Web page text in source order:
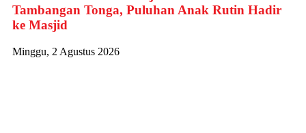
Tambangan Tonga, Puluhan Anak Rutin Hadir
ke Masjid
Minggu, 2 Agustus 2026